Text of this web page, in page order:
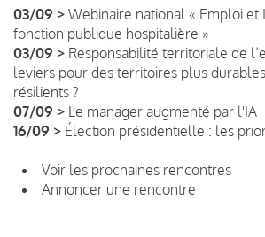
03/09 > Webinaire national « Emploi et
fonction publique hospitalière »
03/09 > Responsabilité territoriale de
leviers pour des territoires plus
résilients ?
07/09 > Le manager augmenté par l'IA
16/09 > Élection présidentielle : les
Voir les prochaines rencontres
Annoncer une rencontre